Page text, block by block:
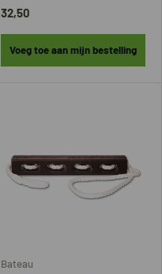
32,50
Voeg toe aan mijn bestelling
Bateau